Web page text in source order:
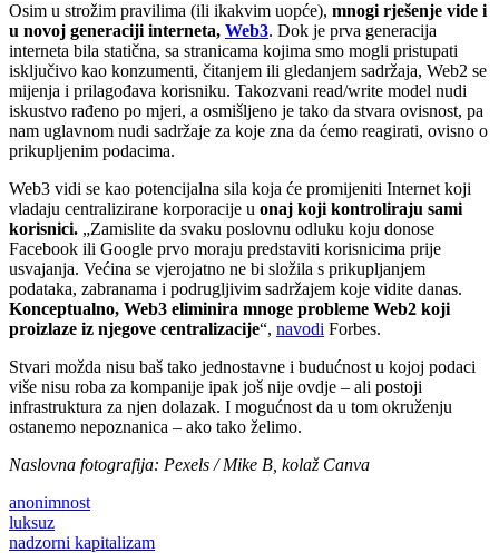
Osim u strožim pravilima (ili ikakvim uopće), mnogi rješenje vide i
u novoj generaciji interneta, Web3. Dok je prva generacija
interneta bila statična, sa stranicama kojima smo mogli pristupati
isključivo kao konzumenti, čitanjem ili gledanjem sadržaja, Web2 se
mijenja i prilagođava korisniku. Takozvani read/write model nudi
iskustvo rađeno po mjeri, a osmišljeno je tako da stvara ovisnost, pa
nam uglavnom nudi sadržaje za koje zna da ćemo reagirati, ovisno o
prikupljenim podacima.
Web3 vidi se kao potencijalna sila koja će promijeniti Internet koji
vladaju centralizirane korporacije u onaj koji kontroliraju sami
korisnici. „Zamislite da svaku poslovnu odluku koju donose
Facebook ili Google prvo moraju predstaviti korisnicima prije
usvajanja. Većina se vjerojatno ne bi složila s prikupljanjem
podataka, zabranama i podrugljivim sadržajem koje vidite danas.
Konceptualno, Web3 eliminira mnoge probleme Web2 koji
proizlaze iz njegove centralizacije“, navodi Forbes.
Stvari možda nisu baš tako jednostavne i budućnost u kojoj podaci
više nisu roba za kompanije ipak još nije ovdje – ali postoji
infrastruktura za njen dolazak. I mogućnost da u tom okruženju
ostanemo nepoznanica – ako tako želimo.
Naslovna fotografija: Pexels / Mike B, kolaž Canva
anonimnost
luksuz
nadzorni kapitalizam